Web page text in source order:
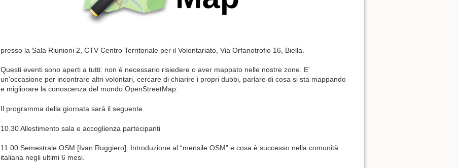
presso la Sala Riunioni 2, CTV Centro Territoriale per il Volontariato, Via Orfanotrofio 16, Biella.
Questi eventi sono aperti a tutti: non è necessario risiedere o aver mappato nelle nostre zone. E'
un'occasione per incontrare altri volontari, cercare di chiarire i propri dubbi, parlare di cosa si sta mappando
e migliorare la conoscenza del mondo OpenStreetMap.
Il programma della giornata sarà il seguente.
10.30 Allestimento sala e accoglienza partecipanti
11.00 Semestrale OSM [Ivan Ruggiero]. Introduzione al “mensile OSM” e cosa è successo nella comunità
italiana negli ultimi 6 mesi.